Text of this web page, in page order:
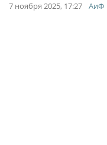
7 ноября 2025, 17:27 АиФ